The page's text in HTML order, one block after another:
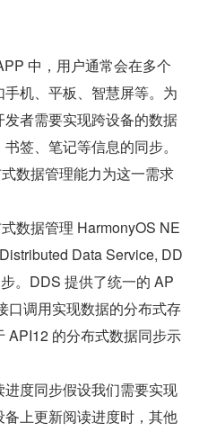
中，用户通常会在多个
机、平板、智慧屏等。为
者需要实现跨设备的数据
签、笔记等信息的同步。
数据管理能力为这一需求
数据管理 HarmonyOS NE
Data Service, DD
。DDS 提供了统一的 AP
口调用实现数据的分布式存
API12 的分布式数据同步示
度同步假设我们需要实现
上更新阅读进度时，其他